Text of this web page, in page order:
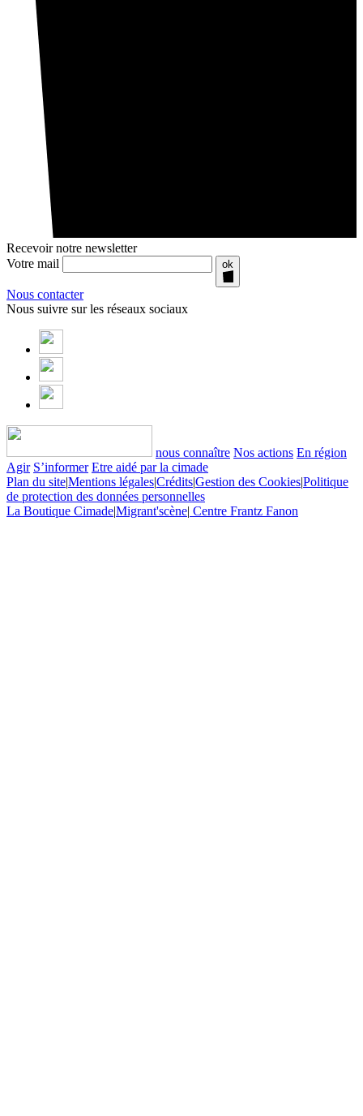
Recevoir notre newsletter
Votre mail
ok
Nous contacter
Nous suivre sur les réseaux sociaux
nous connaître Nos actions En région
Agir S’informer Etre aidé par la cimade
Plan du site|Mentions légales|Crédits|Gestion des Cookies|Politique
de protection des données personnelles
La Boutique Cimade|Migrant'scène| Centre Frantz Fanon